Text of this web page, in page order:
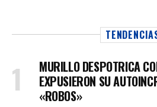
MURILLO DESPOTRICA
EXPUSIERON SU
«ROBOS»